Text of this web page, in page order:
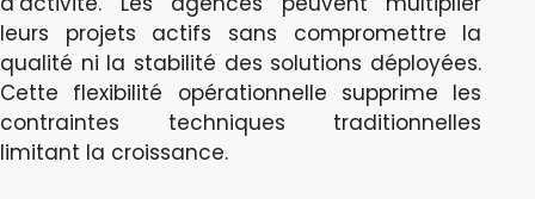
leurs projets actifs sans compromettre la
qualité ni la stabilité des solutions déployées.
Cette flexibilité opérationnelle supprime les
contraintes techniques traditionnelles
limitant la croissance.